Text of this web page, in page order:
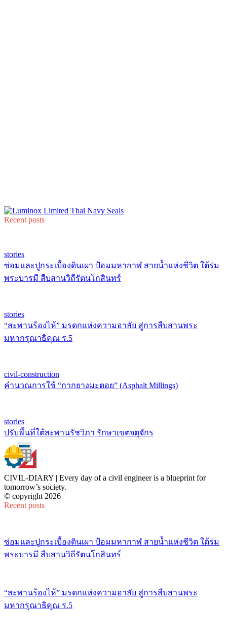
Recent posts
stories
ซ่อมและปูกระเบื้องดินเผา ป้อมมหากาฬ สายน้ำแห่งชีวิต ใต้ร่ม
พระบารมี สืบสานวิถีรัตนโกสินทร์
stories
“สะพานร้องไห้” มรดกแห่งความอาลัย สู่การสืบสานพระ
มหากรุณาธิคุณ ร.5
civil-construction
คำนวณการใช้ “กากยางมะตอย” (Asphalt Millings)
stories
ปรับพื้นที่ใต้สะพานรัชวิภา รักษาเขตจตุจักร
CIVIL-DIARY | Every day of a civil engineer is a blueprint for
tomorrow’s society.
© copyright 2026
Recent posts
ซ่อมและปูกระเบื้องดินเผา ป้อมมหากาฬ สายน้ำแห่งชีวิต ใต้ร่ม
พระบารมี สืบสานวิถีรัตนโกสินทร์
“สะพานร้องไห้” มรดกแห่งความอาลัย สู่การสืบสานพระ
มหากรุณาธิคุณ ร.5